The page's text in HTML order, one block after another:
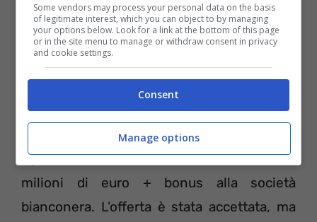
vorrebbero indubbiamente vestire il forte
centravanti argentino in maglia bianconera.
Il problema è uno solo: prima vendere
qualche pezzo pregiato e poi acquistare
l’ultimo tassello mancante alla rosa di Sarri.
Ecco sul piatto della bilancia nuovamente
Dybala, con il Tottenham che ha offerto 70
milioni di euro + bonus alla società
bianconera. L’offerta è stata accettata, ma
Some vendors may process your personal data on the basis
of legitimate interest, which you can object to by managing
your options below. Look for a link at the bottom of this page
or in the site menu to manage or withdraw consent in privacy
and cookie settings.
Consent
Manage options